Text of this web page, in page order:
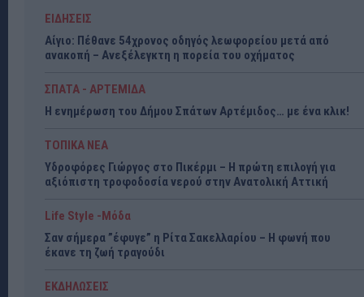
ΕΙΔΗΣΕΙΣ
Αίγιο: Πέθανε 54χρονος οδηγός λεωφορείου μετά από
ανακοπή – Ανεξέλεγκτη η πορεία του οχήματος
ΣΠΑΤΑ - ΑΡΤΕΜΙΔΑ
Η ενημέρωση του Δήμου Σπάτων Αρτέμιδος… με ένα κλικ!
ΤΟΠΙΚΑ ΝΕΑ
Υδροφόρες Γιώργος στο Πικέρμι – Η πρώτη επιλογή για
αξιόπιστη τροφοδοσία νερού στην Ανατολική Αττική
Life Style -Μόδα
Σαν σήμερα ”έφυγε” η Ρίτα Σακελλαρίου – Η φωνή που
έκανε τη ζωή τραγούδι
ΕΚΔΗΛΩΣΕΙΣ